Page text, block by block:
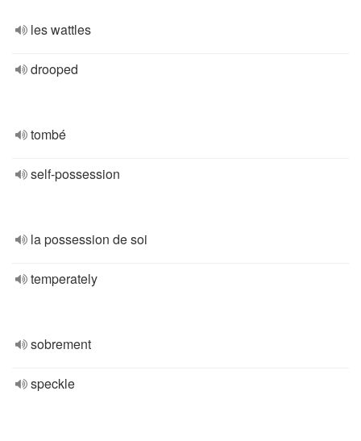
les wattles
drooped
tombé
self-possession
la possession de soi
temperately
sobrement
speckle